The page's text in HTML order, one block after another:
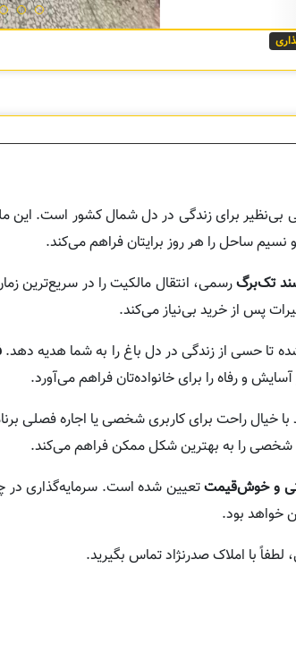
بی‌نظیر برای زندگی در دل شمال کشور است.
نسیم ساحل را هر روز برایتان فراهم می‌کند.
تک‌برگرسمی، انتقال مالکیت را در سریع‌ترین
پس از خرید بی‌نیاز می‌کند.
تا حسی از زندگی در دل باغ را به شما هدیه دهد.
و رفاه را برای خانواده‌تان فراهم می‌آورد.
با خیال راحت برای کاربری شخصی یا اجاره فصلی
شخصی را به بهترین شکل ممکن فراهم می‌کند.
و خوش‌قیمتتعیین شده است. سرمایه‌گذاری در
خواهد بود.
لطفاً با املاک صدرنژاد تماس بگیرید.